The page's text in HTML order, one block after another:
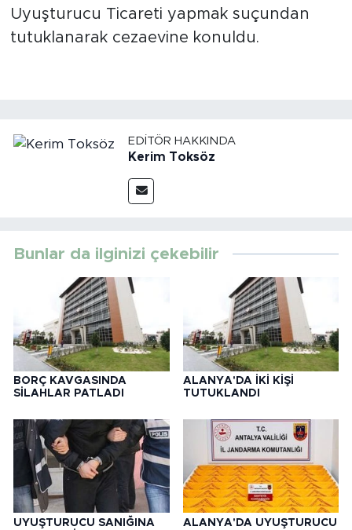
Uyuşturucu Ticareti yapmak suçundan
tutuklanarak cezaevine konuldu.
EDITÖR HAKKINDA
Kerim Toksöz
Bunlar da ilginizi çekebilir
BORÇ KAVGASINDA
SİLAHLAR PATLADI
ALANYA'DA İKİ KİŞİ
TUTUKLANDI
UYUŞTURUCU SANIĞINA
ALANYA'DA UYUŞTURUCU